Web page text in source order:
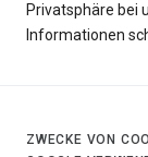
Privatsphäre bei
Informationen
ZWECKE VON